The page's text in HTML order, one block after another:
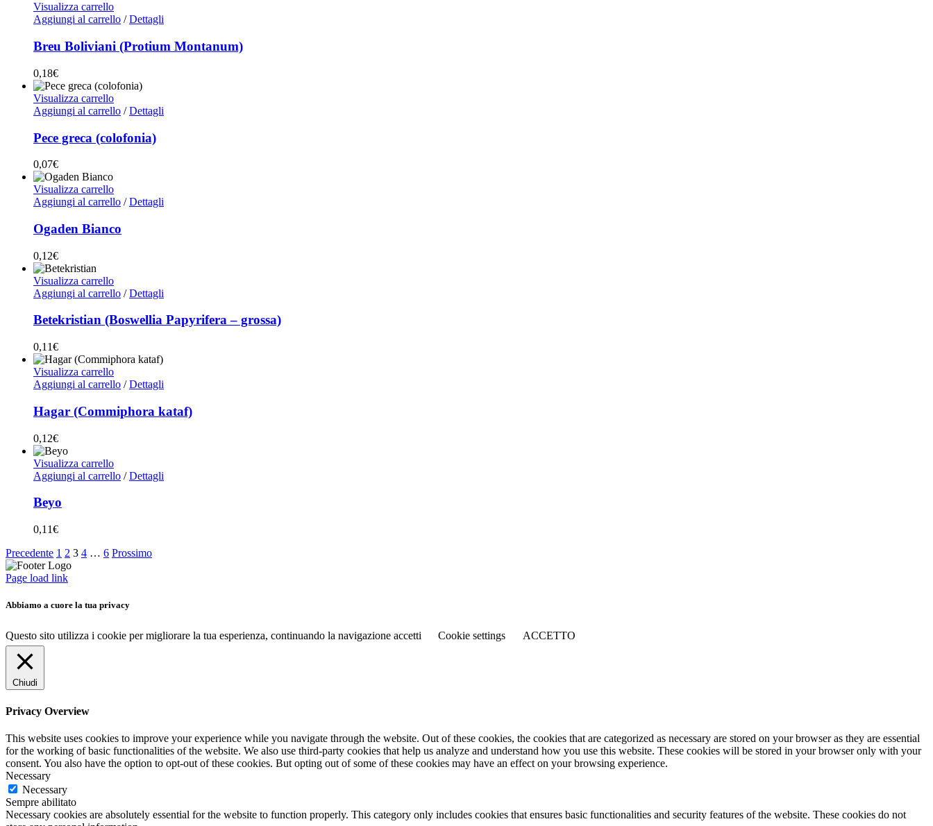
Visualizza carrello
Aggiungi al carrello / Dettagli
Breu Boliviani (Protium Montanum)
0,18€
Visualizza carrello
Aggiungi al carrello / Dettagli
Pece greca (colofonia)
0,07€
Visualizza carrello
Aggiungi al carrello / Dettagli
Ogaden Bianco
0,12€
Visualizza carrello
Aggiungi al carrello / Dettagli
Betekristian (Boswellia Papyrifera – grossa)
0,11€
Visualizza carrello
Aggiungi al carrello / Dettagli
Hagar (Commiphora kataf)
0,12€
Visualizza carrello
Aggiungi al carrello / Dettagli
Beyo
0,11€
Precedente 1 2 3 4 … 6 Prossimo
Page load link
Abbiamo a cuore la tua privacy
Questo sito utilizza i cookie per migliorare la tua esperienza, continuando la navigazione accetti Cookie settings ACCETTO
Chiudi
Privacy Overview
This website uses cookies to improve your experience while you navigate through the website. Out of these cookies, the cookies that are categorized as necessary are stored on your browser as they are essential
for the working of basic functionalities of the website. We also use third-party cookies that help us analyze and understand how you use this website. These cookies will be stored in your browser only with your
consent. You also have the option to opt-out of these cookies. But opting out of some of these cookies may have an effect on your browsing experience.
Necessary
Necessary
Sempre abilitato
Necessary cookies are absolutely essential for the website to function properly. This category only includes cookies that ensures basic functionalities and security features of the website. These cookies do not